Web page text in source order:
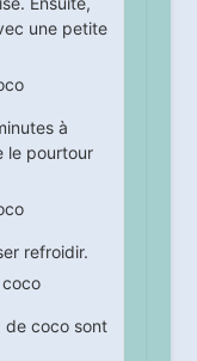
une petite
à
le pourtour
refroidir.
de coco sont